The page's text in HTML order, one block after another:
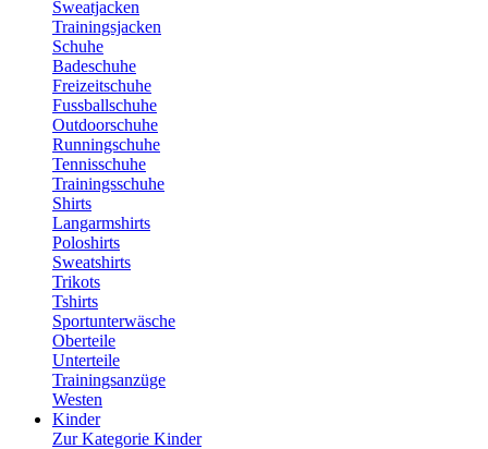
Sweatjacken
Trainingsjacken
Schuhe
Badeschuhe
Freizeitschuhe
Fussballschuhe
Outdoorschuhe
Runningschuhe
Tennisschuhe
Trainingsschuhe
Shirts
Langarmshirts
Poloshirts
Sweatshirts
Trikots
Tshirts
Sportunterwäsche
Oberteile
Unterteile
Trainingsanzüge
Westen
Kinder
Zur Kategorie Kinder